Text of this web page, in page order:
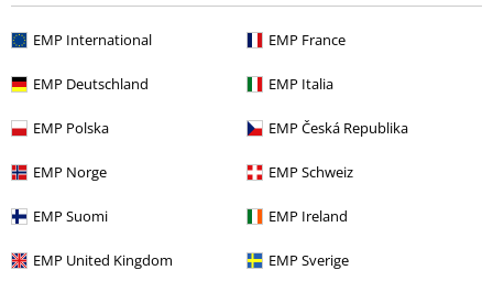
EMP International EMP France
EMP Deutschland EMP Italia
EMP Polska EMP Česká Republika
EMP Norge EMP Schweiz
EMP Suomi EMP Ireland
EMP United Kingdom EMP Sverige
Naposledy navštívené